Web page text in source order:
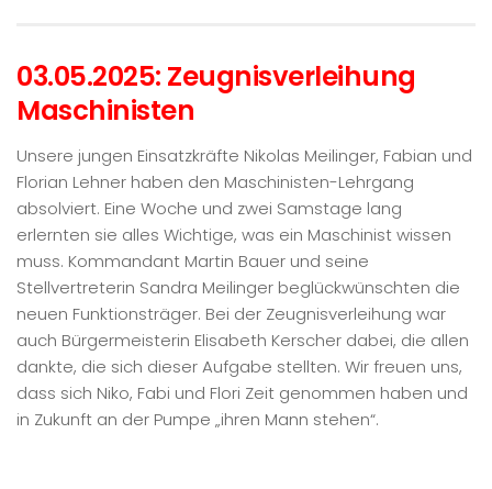
03.05.2025: Zeugnisverleihung
Maschinisten
Unsere jungen Einsatzkräfte Nikolas Meilinger, Fabian und
Florian Lehner haben den Maschinisten-Lehrgang
absolviert. Eine Woche und zwei Samstage lang
erlernten sie alles Wichtige, was ein Maschinist wissen
muss. Kommandant Martin Bauer und seine
Stellvertreterin Sandra Meilinger beglückwünschten die
neuen Funktionsträger. Bei der Zeugnisverleihung war
auch Bürgermeisterin Elisabeth Kerscher dabei, die allen
dankte, die sich dieser Aufgabe stellten. Wir freuen uns,
dass sich Niko, Fabi und Flori Zeit genommen haben und
in Zukunft an der Pumpe „ihren Mann stehen“.